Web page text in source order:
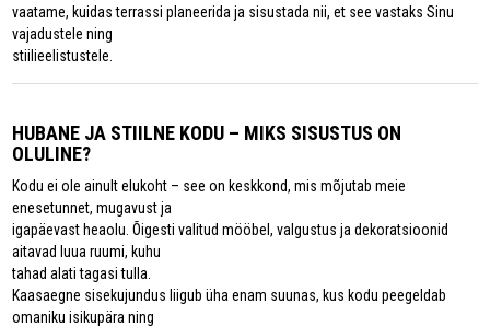
vaatame, kuidas terrassi planeerida ja sisustada nii, et see vastaks Sinu
vajadustele ning
stiilieelistustele.
HUBANE JA STIILNE KODU – MIKS SISUSTUS ON
OLULINE?
Kodu ei ole ainult elukoht – see on keskkond, mis mõjutab meie
enesetunnet, mugavust ja
igapäevast heaolu. Õigesti valitud mööbel, valgustus ja dekoratsioonid
aitavad luua ruumi, kuhu
tahad alati tagasi tulla.
Kaasaegne sisekujundus liigub üha enam suunas, kus kodu peegeldab
omaniku isikupära ning